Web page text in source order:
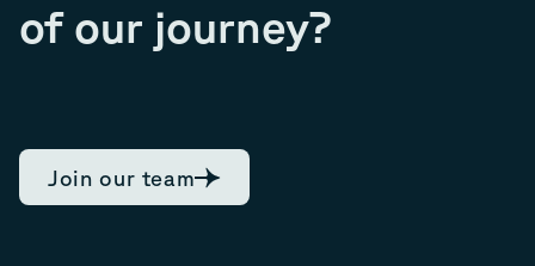
of our journey?
Join our team